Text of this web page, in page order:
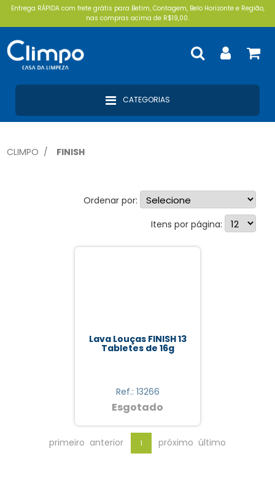
Entrega RÁPIDA com frete grátis para Betim, Contagem, Belo Horizonte e Região,
nas compras acima de R$19,00.
CATEGORIAS
CLIMPO FINISH
Ordenar por:
Itens por página:
Lava Louças FINISH 13
Tabletes de 16g
Ref.: 13266
Esgotado
primeiro anterior 1 próximo último